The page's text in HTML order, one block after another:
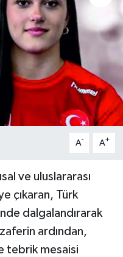
A- A+
ve uluslararası
çıkaran, Türk
dalgalandırarak
ardından,
tebrik mesaisi